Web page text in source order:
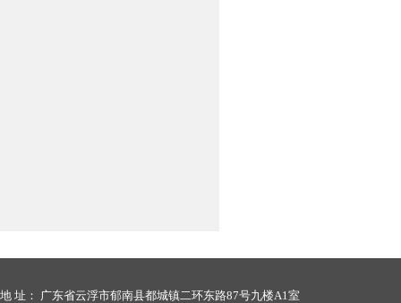
地 址： 广东省云浮市郁南县都城镇二环东路87号九楼A1室